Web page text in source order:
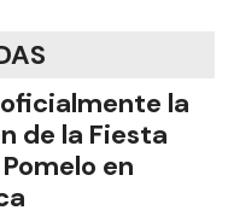
la
de la Fiesta
en